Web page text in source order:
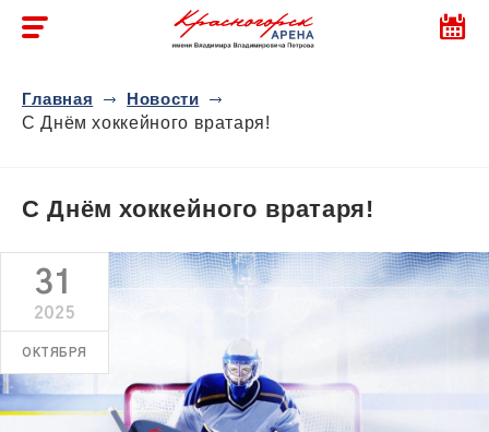
Главная
Новости
С Днём хоккейного вратаря!
31
2025
ОКТЯБРЯ
С Днём хоккейного вратаря!